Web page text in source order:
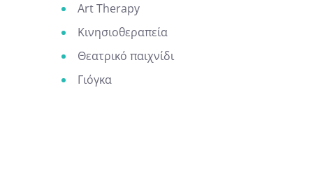
Art Therapy
Κινησιοθεραπεία
Θεατρικό παιχνίδι
Γιόγκα